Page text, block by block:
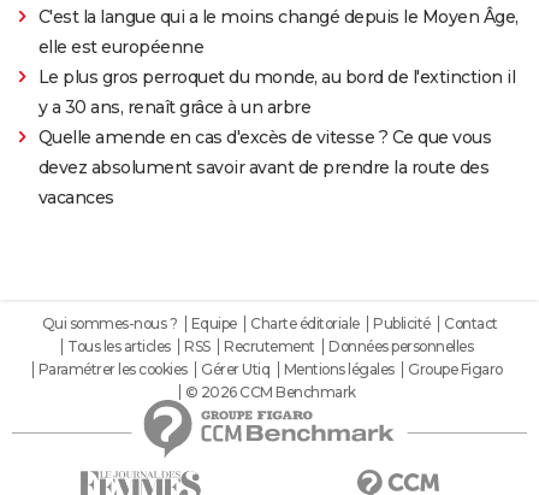
C'est la langue qui a le moins changé depuis le Moyen Âge,
elle est européenne
Le plus gros perroquet du monde, au bord de l'extinction il
y a 30 ans, renaît grâce à un arbre
Quelle amende en cas d'excès de vitesse ? Ce que vous
devez absolument savoir avant de prendre la route des
vacances
Qui sommes-nous ? Equipe Charte éditoriale Publicité
Contact
Tous les articles
RSS Recrutement
Données personnelles
Paramétrer les cookies
Gérer Utiq Mentions légales
Groupe Figaro
© 2026 CCM Benchmark